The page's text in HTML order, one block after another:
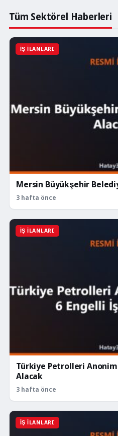
işçi
alacak.
İşçi
başvuruları
Tüm Sektörel Haberleri
İŞ İLANLARI
Mersin Büyükşehir
3 hafta önce
İŞ İLANLARI
Türkiye Petrolleri Anonim
Alacak
3 hafta önce
İŞ İLANLARI